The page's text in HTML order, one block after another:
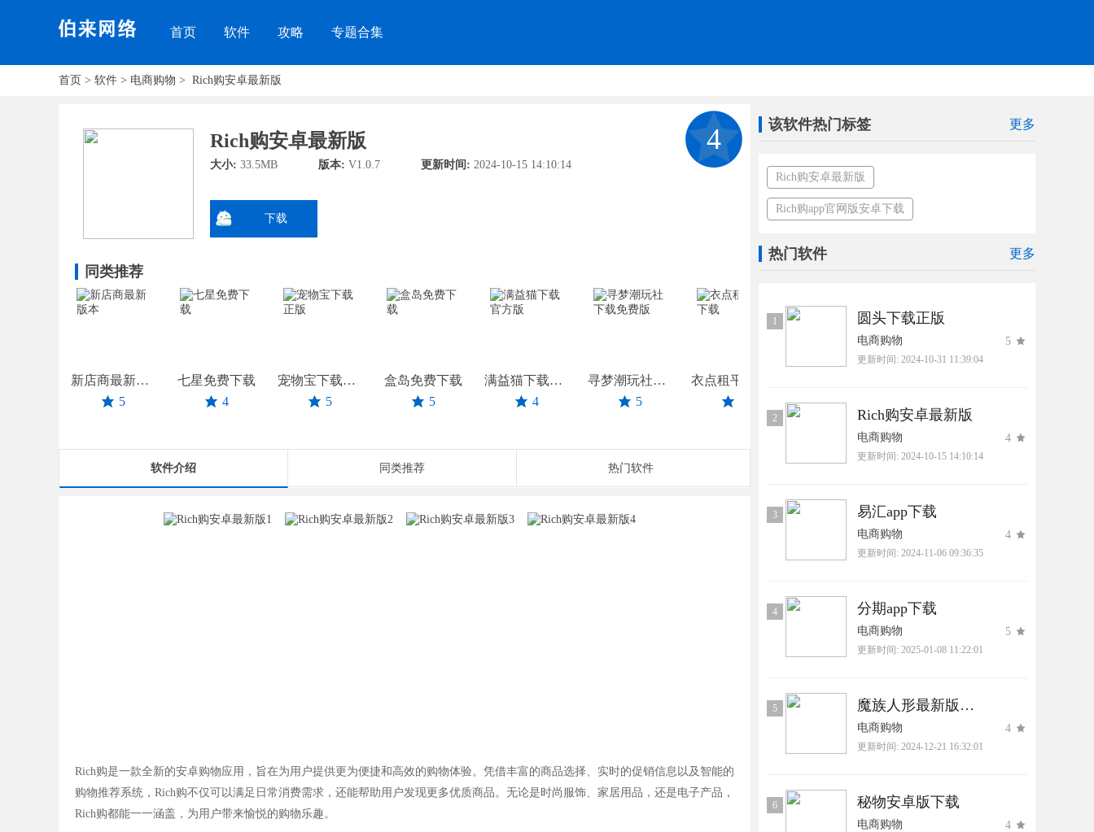
首页 软件 攻略 专题合集
首页 > 软件 > 电商购物 > Rich购安卓最新版
4
Rich购安卓最新版
大小: 33.5MB 版本: V1.0.7 更新时间: 2024-10-15 14:10:14
下载
同类推荐
新店商最新版本
5
七星免费下载
4
宠物宝下载正版
5
盒岛免费下载
5
满益猫下载官方版
4
寻梦潮玩社下载免费版
5
4
软件介绍 同类推荐 热门软件
Rich购是一款全新的安卓购物应用，旨在为用户提供更为便捷和高效的购物体验。凭借丰富的商品选择、实时的促销信息以及智能的
购物推荐系统，Rich购不仅可以满足日常消费需求，还能帮助用户发现更多优质商品。无论是时尚服饰、家居用品，还是电子产品，
Rich购都能一一涵盖，为用户带来愉悦的购物乐趣。
该软件热门标签 更多
Rich购安卓最新版
Rich购app官网版安卓下载
热门软件 更多
1 圆头下载正版
电商购物 5
更新时间: 2024-10-31 11:39:04
2 Rich购安卓最新版
电商购物 4
更新时间: 2024-10-15 14:10:14
3 易汇app下载
电商购物 4
更新时间: 2024-11-06 09:36:35
4 分期app下载
电商购物 5
更新时间: 2025-01-08 11:22:01
5 魔族人形最新版本下载
电商购物 4
更新时间: 2024-12-21 16:32:01
6 秘物安卓版下载
电商购物 4